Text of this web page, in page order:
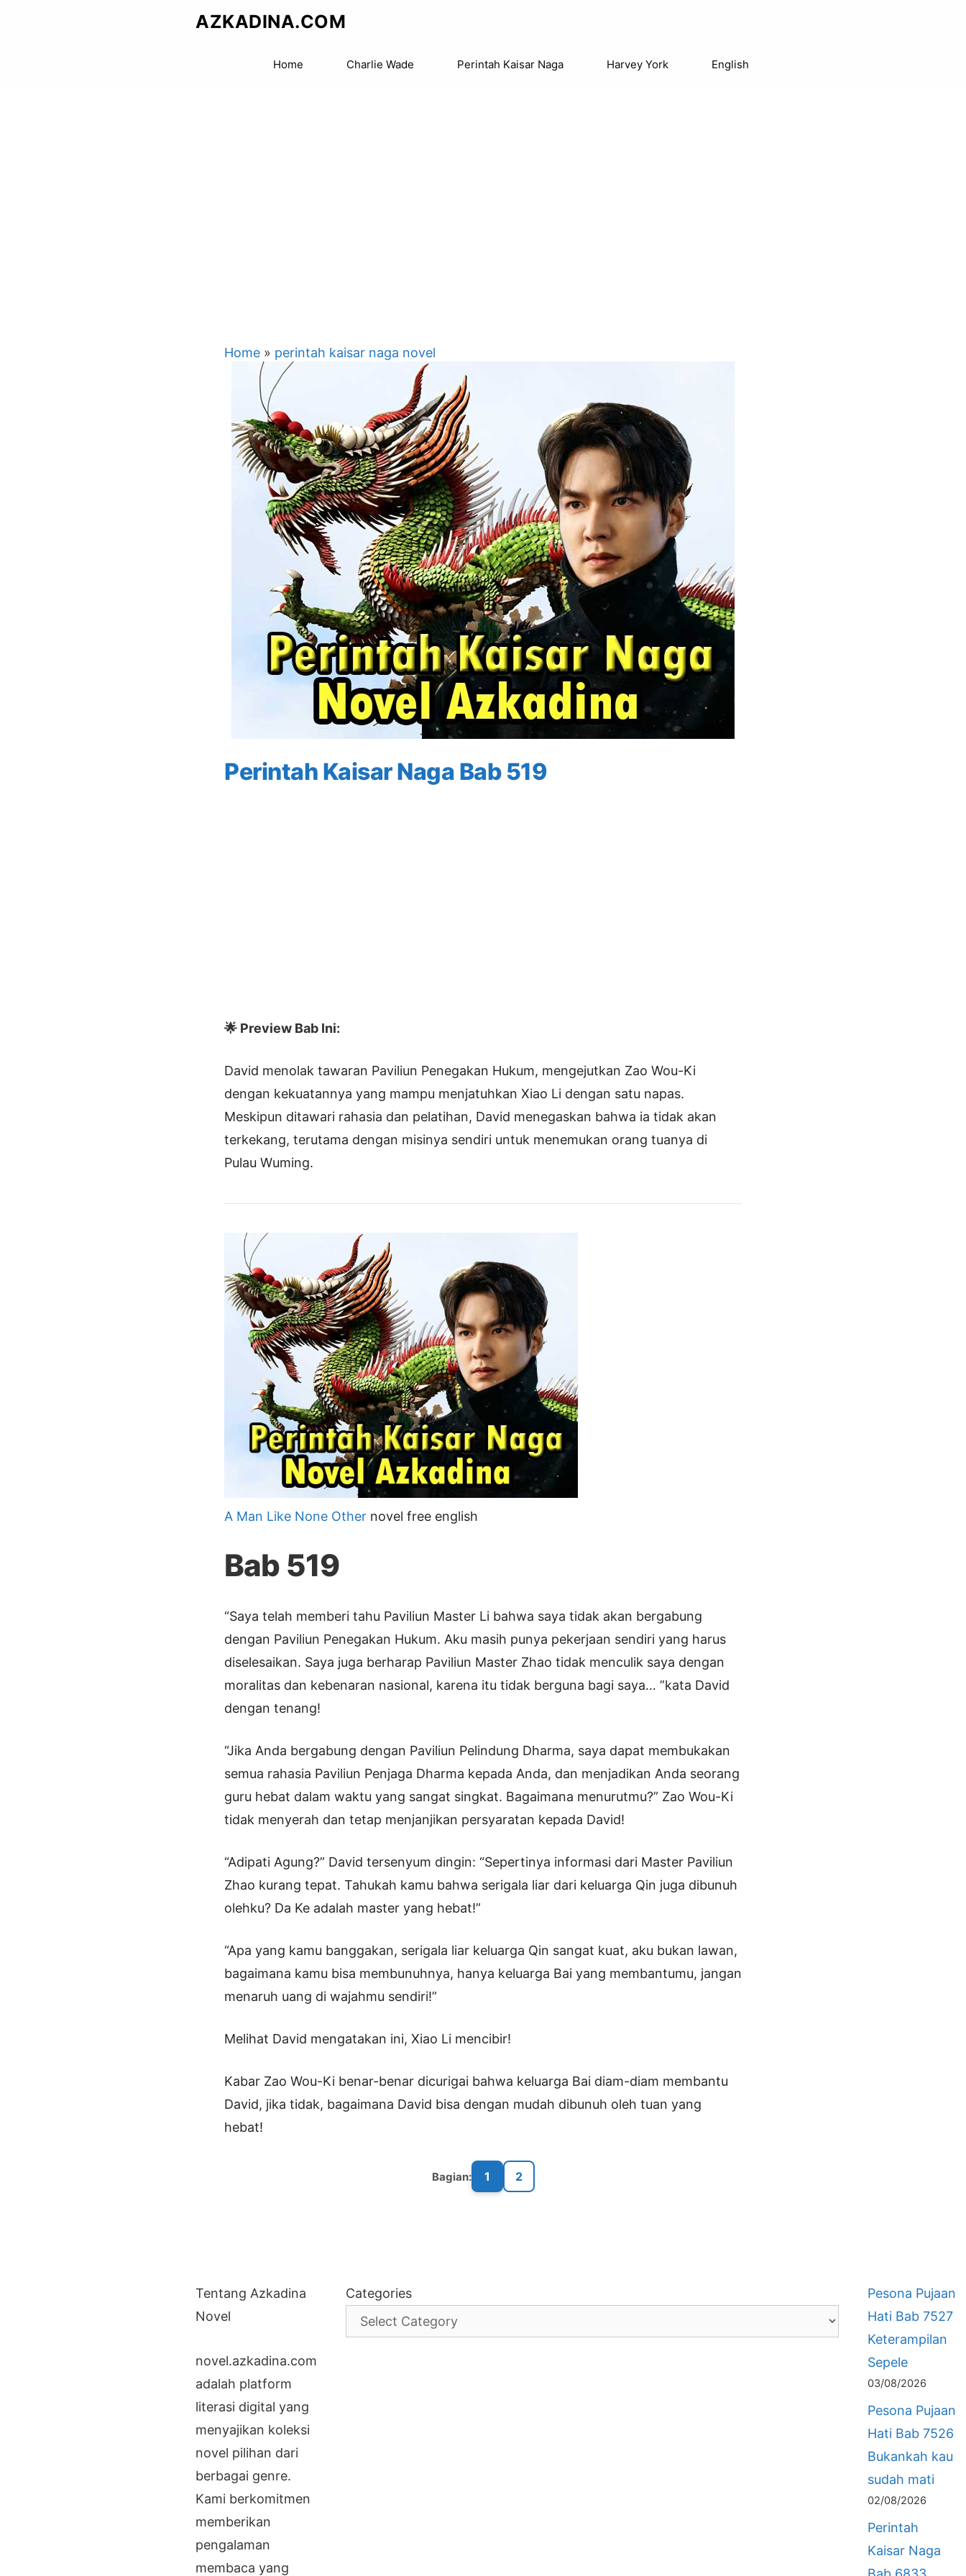
AZKADINA.COM
Home Charlie Wade Perintah Kaisar Naga Harvey York English
Home » perintah kaisar naga novel
Perintah Kaisar Naga Bab 519
🌟 Preview Bab Ini:
David menolak tawaran Paviliun Penegakan Hukum, mengejutkan Zao Wou-Ki
dengan kekuatannya yang mampu menjatuhkan Xiao Li dengan satu napas.
Meskipun ditawari rahasia dan pelatihan, David menegaskan bahwa ia tidak akan
terkekang, terutama dengan misinya sendiri untuk menemukan orang tuanya di
Pulau Wuming.
A Man Like None Other novel free english
Bab 519
“Saya telah memberi tahu Paviliun Master Li bahwa saya tidak akan bergabung
dengan Paviliun Penegakan Hukum. Aku masih punya pekerjaan sendiri yang harus
diselesaikan. Saya juga berharap Paviliun Master Zhao tidak menculik saya dengan
moralitas dan kebenaran nasional, karena itu tidak berguna bagi saya… ”kata David
dengan tenang!
“Jika Anda bergabung dengan Paviliun Pelindung Dharma, saya dapat membukakan
semua rahasia Paviliun Penjaga Dharma kepada Anda, dan menjadikan Anda seorang
guru hebat dalam waktu yang sangat singkat. Bagaimana menurutmu?” Zao Wou-Ki
tidak menyerah dan tetap menjanjikan persyaratan kepada David!
“Adipati Agung?” David tersenyum dingin: “Sepertinya informasi dari Master Paviliun
Zhao kurang tepat. Tahukah kamu bahwa serigala liar dari keluarga Qin juga dibunuh
olehku? Da Ke adalah master yang hebat!”
“Apa yang kamu banggakan, serigala liar keluarga Qin sangat kuat, aku bukan lawan,
bagaimana kamu bisa membunuhnya, hanya keluarga Bai yang membantumu, jangan
menaruh uang di wajahmu sendiri!”
Melihat David mengatakan ini, Xiao Li mencibir!
Kabar Zao Wou-Ki benar-benar dicurigai bahwa keluarga Bai diam-diam membantu
David, jika tidak, bagaimana David bisa dengan mudah dibunuh oleh tuan yang
hebat!
Bagian: 1 2
Tentang Azkadina
Novel
novel.azkadina.com
adalah platform
literasi digital yang
menyajikan koleksi
novel pilihan dari
berbagai genre.
Kami berkomitmen
memberikan
pengalaman
membaca yang
Categories
Pesona Pujaan
Hati Bab 7527
Keterampilan
Sepele
03/08/2026
Pesona Pujaan
Hati Bab 7526
Bukankah kau
sudah mati
02/08/2026
Perintah
Kaisar Naga